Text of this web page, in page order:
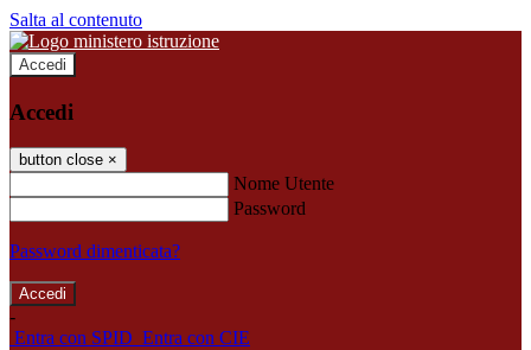
Salta al contenuto
Accedi
Accedi
button close ×
Nome Utente
Password
Password dimenticata?
-
Entra con SPID Entra con CIE